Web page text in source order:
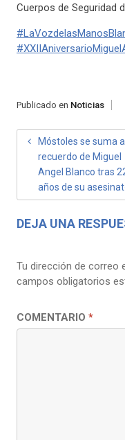
Cuerpos de Seguridad
#
#
Publicado en Noticias
Móstoles se suma al
recuerdo de Miguel
Angel Blanco tras
años de su
DEJA UNA
Tu dirección de correo
campos obligatorios
COMENTARIO *